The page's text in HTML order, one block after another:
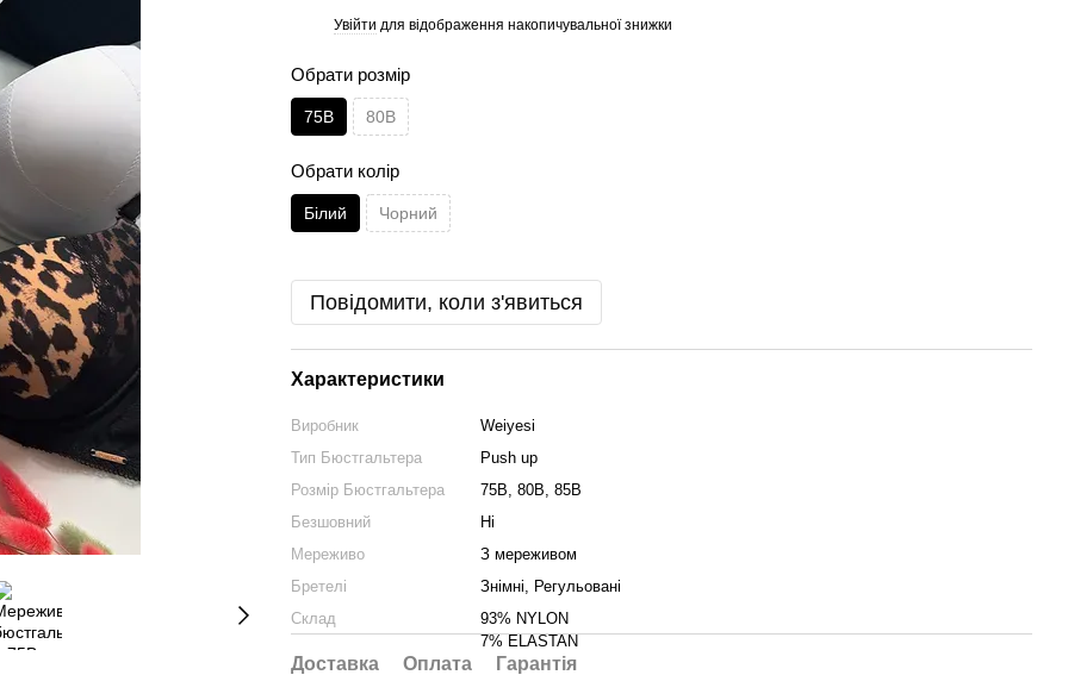
Увійти для відображення накопичувальної знижки
Обрати розмір
75В 80В
Обрати колір
Білий Чорний
Повідомити, коли з'явиться
Характеристики
Виробник
Weiyesi
Тип Бюстгальтера
Push up
Розмір Бюстгальтера
75B, 80B, 85B
Безшовний
Ні
Мереживо
З мереживом
Бретелі
Знімні, Регульовані
Склад
93% NYLON
7% ELASTAN
Доставка Оплата Гарантія